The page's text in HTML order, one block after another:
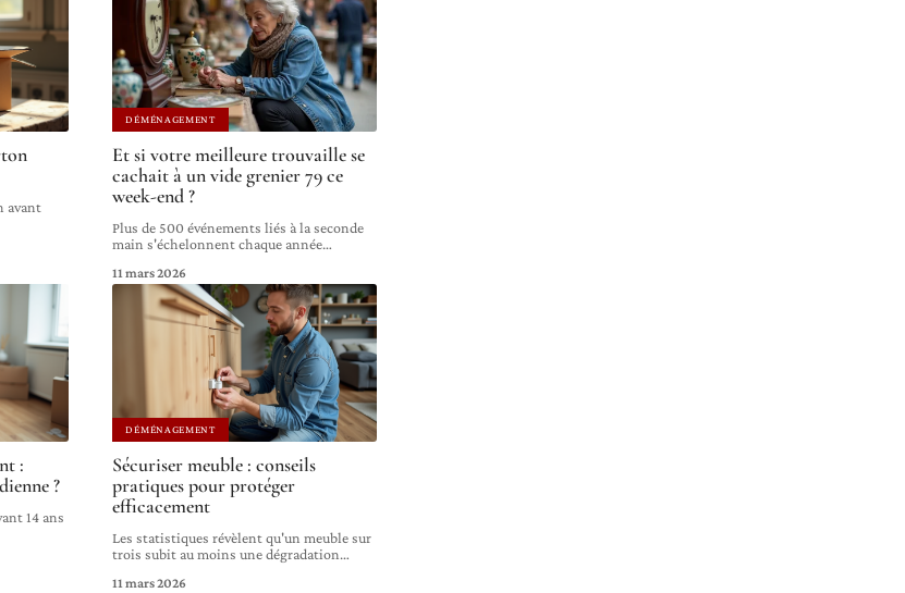
avant
DÉMÉNAGEMENT
Et si votre meilleure trouvaille se
cachait à un vide grenier 79 ce
week-end ?
Plus de 500 événements liés à la seconde
main s'échelonnent chaque année…
11 mars 2026
:
?
14 ans
DÉMÉNAGEMENT
Sécuriser meuble : conseils
pratiques pour protéger
efficacement
Les statistiques révèlent qu'un meuble sur
trois subit au moins une dégradation…
11 mars 2026